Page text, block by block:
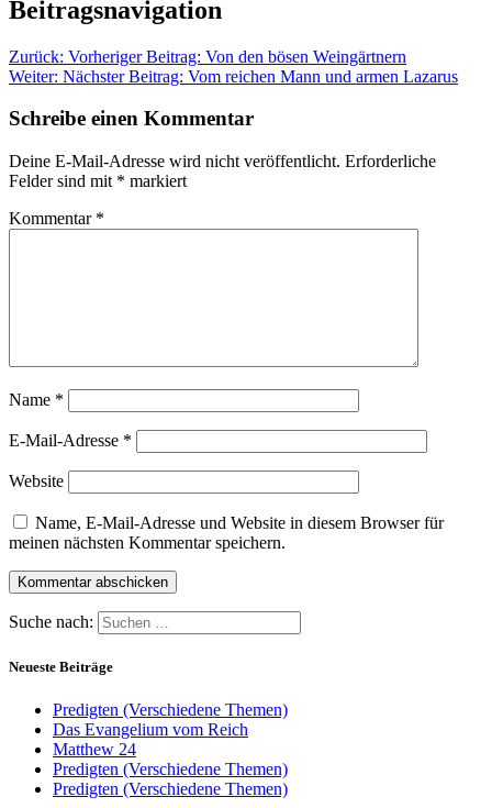
Beitragsnavigation
Zurück: Vorheriger Beitrag: Von den bösen Weingärtnern
Weiter: Nächster Beitrag: Vom reichen Mann und armen Lazarus
Schreibe einen Kommentar
Deine E-Mail-Adresse wird nicht veröffentlicht. Erforderliche
Felder sind mit * markiert
Kommentar *
Name *
E-Mail-Adresse *
Website
Name, E-Mail-Adresse und Website in diesem Browser für
meinen nächsten Kommentar speichern.
Suche nach:
Neueste Beiträge
Predigten (Verschiedene Themen)
Das Evangelium vom Reich
Matthew 24
Predigten (Verschiedene Themen)
Predigten (Verschiedene Themen)